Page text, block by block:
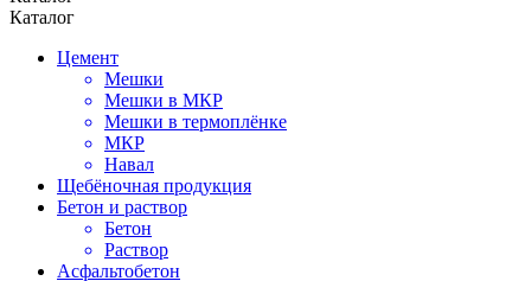
Каталог
Цемент
Мешки
Мешки в МКР
Мешки в термоплёнке
МКР
Навал
Щебёночная продукция
Бетон и раствор
Бетон
Раствор
Асфальтобетон